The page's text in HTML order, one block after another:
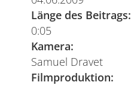
Länge des Beitrags:
0:05
Kamera:
Samuel Dravet
Filmproduktion: